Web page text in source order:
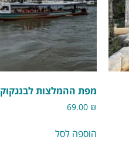
מפת ההמלצות לבנגקוק
69.00 ₪
הוספה לסל